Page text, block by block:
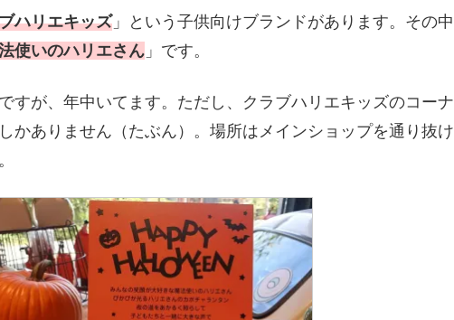
ハリエキッズ」という子供向けブランドがあります。その中
使いのハリエさん 」です。
すが、年中いてます。ただし、クラブハリエキッズのコーナ
かありません（たぶん）。場所はメインショップを通り抜け